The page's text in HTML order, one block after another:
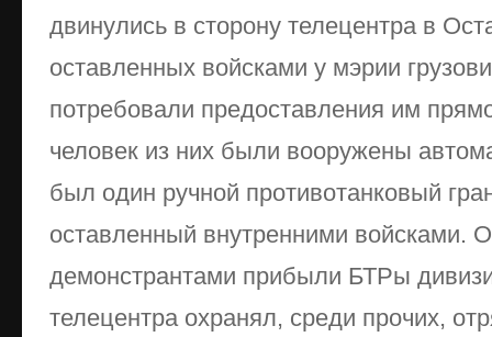
двинулись в сторону телецентра в
оставленных войсками у мэрии
потребовали предоставления им
человек из них были вооружены
был один ручной противотанковый
оставленный внутренними войсками.
демонстрантами прибыли БТРы
телецентра охранял, среди прочих,